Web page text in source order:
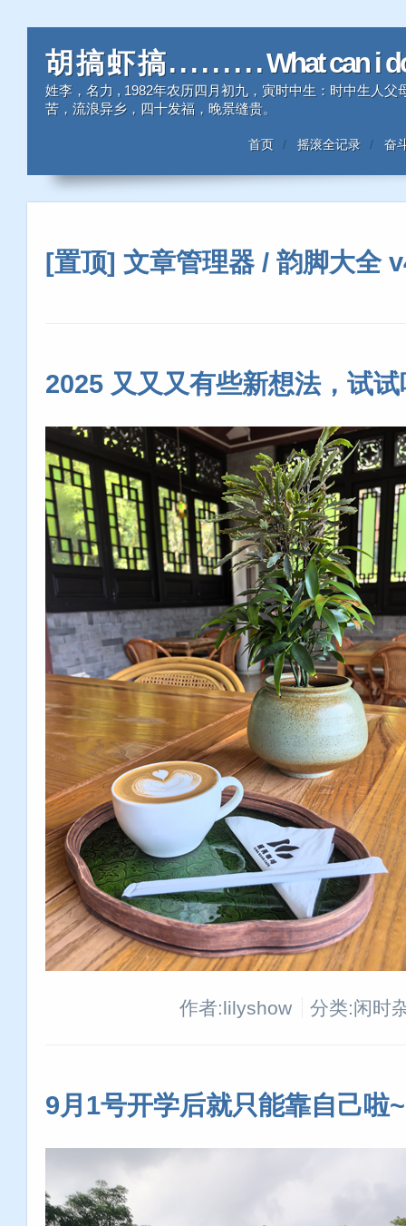
胡 搞 虾 搞 . . . . . . . . . What can i
姓李，名力 , 1982年农历四月初九，寅时中生：时中生人
苦，流浪异乡，四十发福，晚景缝贵。
首页 摇滚全记录 奋
[置顶] 文章管理器 / 韵脚大全
2025 又又又有些新想法，试
作者:lilyshow 分类:闲时
9月1号开学后就只能靠自己啦~